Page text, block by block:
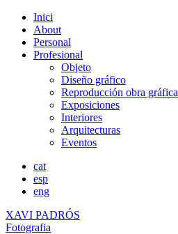
Inici
About
Personal
Profesional
Objeto
Diseño gráfico
Reproducción obra gráfica
Exposiciones
Interiores
Arquitecturas
Eventos
cat
esp
eng
XAVI PADRÓS
Fotografia